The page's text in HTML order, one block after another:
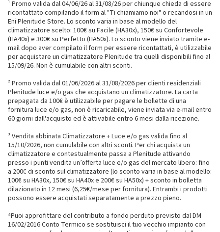
¹ Promo valida dal 04/06/26 al 31/08/26 per chiunque chieda di essere
ricontattato compilando il form al "Ti chiamiamo noi" o recandosi in un
Eni Plenitude Store. Lo sconto varia in base al modello del
climatizzatore scelto: 100€ su Facile (HA30x), 150€ su Confortevole
(HA40x) e 300€ su Perfetto (HA50x). Lo sconto viene inviato tramite e-
mail dopo aver compilato il form per essere ricontattati, è utilizzabile
per acquistare un climatizzatore Plenitude tra quelli disponibili fino al
15/09/26. Non è cumulabile con altri sconti.
² Promo valida dal 01/06/2026 al 31/08/2026 per clienti residenziali
Plenitude luce e/o gas che acquistano un climatizzatore. La carta
prepagata da 100€ è utilizzabile per pagare le bollette di una
fornitura luce e/o gas, non è ricaricabile, viene inviata via e-mail entro
60 giorni dall'acquisto ed è attivabile entro 6 mesi dalla ricezione.
³ Vendita abbinata Climatizzatore + Luce e/o gas valida fino al
15/10/2026, non cumulabile con altri sconti. Per chi acquista un
climatizzatore e contestualmente passa a Plenitude attivando
presso i punti vendita un’offerta luce e/o gas del mercato libero: fino
a 200€ di sconto sul climatizzatore (lo sconto varia in base al modello:
100€ su HA30x, 150€ su HA40x e 200€ su HA50x) + sconto in bolletta
dilazionato in 12 mesi (6,25€/mese per fornitura). Entrambi i prodotti
possono essere acquistati separatamente a prezzo pieno.
⁴Puoi approfittare del contributo a fondo perduto previsto dal DM
16/02/2016 Conto Termico se sostituisci il tuo vecchio impianto con